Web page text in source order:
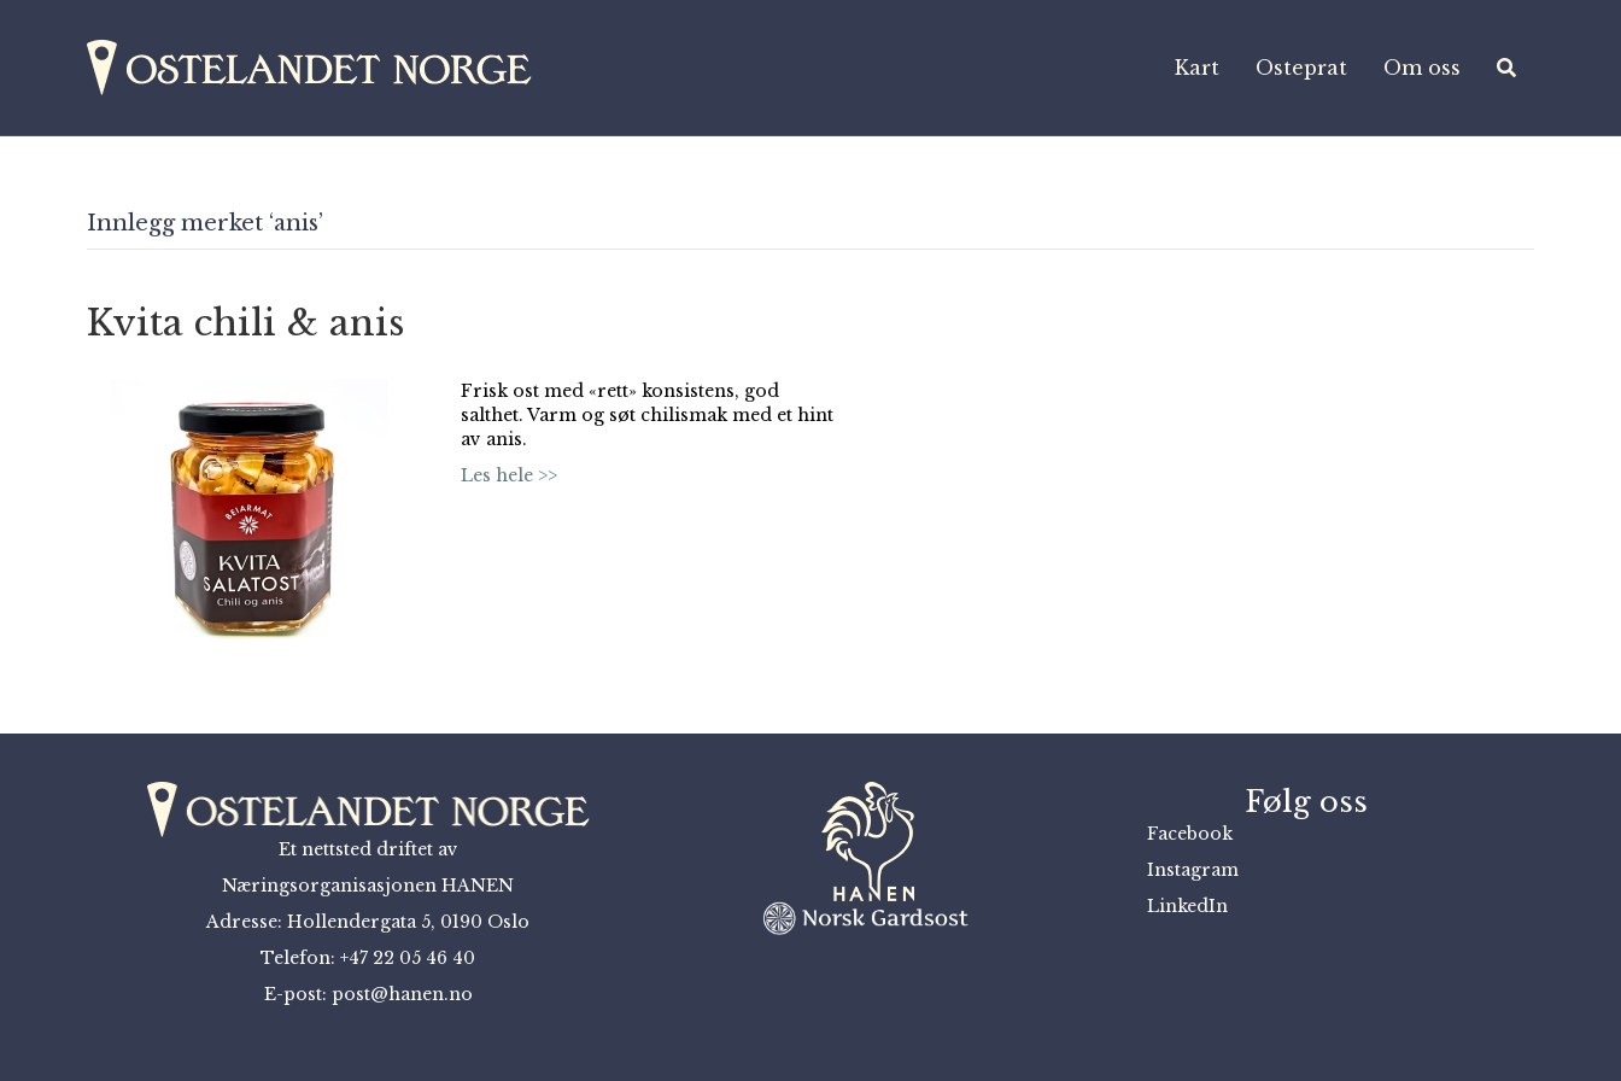
Kart Osteprat Om oss
Innlegg merket ‘anis’
Kvita chili & anis
Frisk ost med «rett» konsistens, god
salthet. Varm og søt chilismak med et hint
av anis.
Les hele >>
Et nettsted driftet av
Næringsorganisasjonen HANEN
Adresse: Hollendergata 5, 0190 Oslo
Telefon: +47 22 05 46 40
E-post: post@hanen.no
Følg oss
Facebook
Instagram
LinkedIn